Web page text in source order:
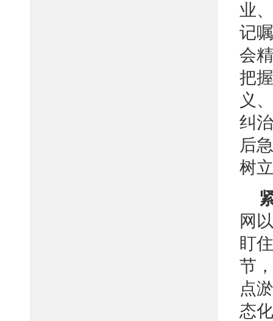
业
记
会
把
义
纠
后
树
网
盯
节
点
态